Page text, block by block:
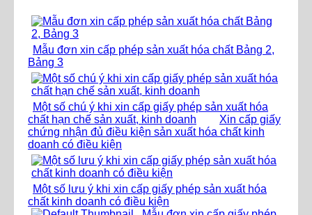
Mẫu đơn xin cấp phép sản xuất hóa chất Bảng 2,
Bảng 3
Một số chú ý khi xin cấp giấy phép sản xuất hóa
chất hạn chế sản xuất, kinh doanh
Xin cấp giấy
chứng nhận đủ điều kiện sản xuất hóa chất kinh
doanh có điều kiện
Một số lưu ý khi xin cấp giấy phép sản xuất hóa
chất kinh doanh có điều kiện